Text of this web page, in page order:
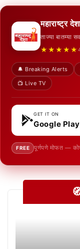
महाराष्ट्र
ताज्या
★★★★★
🔔 Breaking Alerts
📺 Live TV
GET IT ON
Google Play
FREE पूर्णपणे मोफत —